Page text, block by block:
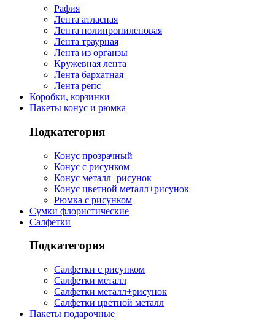
Рафия
Лента атласная
Лента полипропиленовая
Лента траурная
Лента из органзы
Кружевная лента
Лента бархатная
Лента репс
Коробки, корзинки
Пакеты конус и рюмка
Подкатегория
Конус прозрачный
Конус с рисунком
Конус металл+рисунок
Конус цветной металл+рисунок
Рюмка с рисунком
Сумки флористические
Салфетки
Подкатегория
Салфетки с рисунком
Салфетки металл
Салфетки металл+рисунок
Салфетки цветной металл
Пакеты подарочные